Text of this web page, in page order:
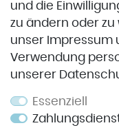
Service
Impressum
Datenschutz
Widerrufsrecht
AGB
und die
zu ändern oder zu
unser Impressum
Verwendung
unserer
Essenziell